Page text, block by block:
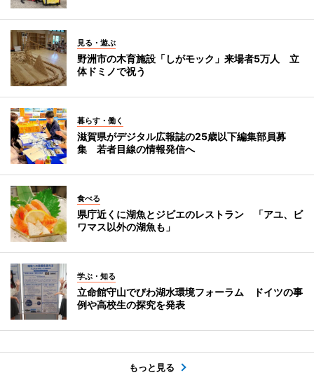
見る・遊ぶ
野洲市の木育施設「しがモック」来場者5万人 立
体ドミノで祝う
暮らす・働く
滋賀県がデジタル広報誌の25歳以下編集部員募
集 若者目線の情報発信へ
食べる
県庁近くに湖魚とジビエのレストラン 「アユ、ビ
ワマス以外の湖魚も」
学ぶ・知る
立命館守山でびわ湖水環境フォーラム ドイツの事
例や高校生の探究を発表
もっと見る